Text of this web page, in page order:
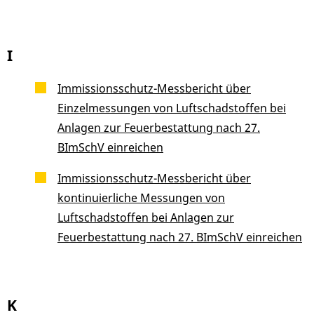
I
Immissionsschutz-Messbericht über
Einzelmessungen von Luftschadstoffen bei
Anlagen zur Feuerbestattung nach 27.
BImSchV einreichen
Immissionsschutz-Messbericht über
kontinuierliche Messungen von
Luftschadstoffen bei Anlagen zur
Feuerbestattung nach 27. BImSchV einreichen
K